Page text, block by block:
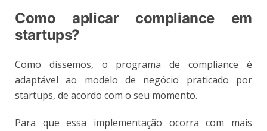
Como aplicar compliance em
startups?
Como dissemos, o programa de compliance é
adaptável ao modelo de negócio praticado por
startups, de acordo com o seu momento.
Para que essa implementação ocorra com mais